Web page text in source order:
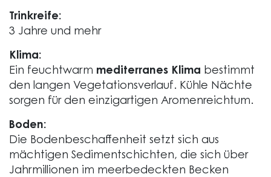
Trinkreife:
3 Jahre und mehr
Klima:
Ein feuchtwarm mediterranes Klima bestimmt
den langen Vegetationsverlauf. Kühle Nächte
sorgen für den einzigartigen Aromenreichtum.
Boden:
Die Bodenbeschaffenheit setzt sich aus
mächtigen Sedimentschichten, die sich über
Jahrmillionen im meerbedeckten Becken